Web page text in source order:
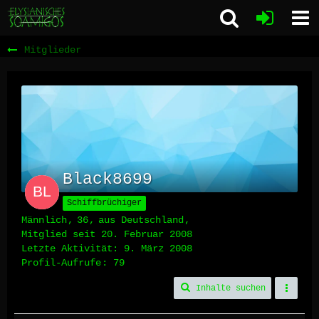
Mitglieder
Black8699
Schiffbrüchiger
Männlich 36
aus Deutschland
Mitglied seit 20. Februar 2008
Letzte Aktivität: 9. März 2008
Profil-Aufrufe
79
Inhalte suchen